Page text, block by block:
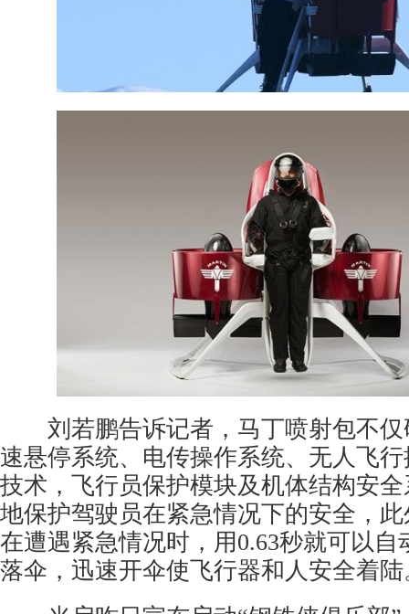
刘若鹏告诉记者，马丁喷射包不仅
速悬停系统、电传操作系统、无人飞
技术，飞行员保护模块及机体结构安
地保护驾驶员在紧急情况下的安全，
在遭遇紧急情况时，用0.63秒就可以自
落伞，迅速开伞使飞行器和人安全着陆